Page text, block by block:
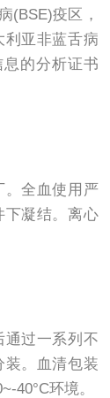
(BSE)疫区，
利亚非蓝舌病
的分析证书
。全血使用严
下凝结。离心
通过一系列不
装。血清包装
40°C环境。